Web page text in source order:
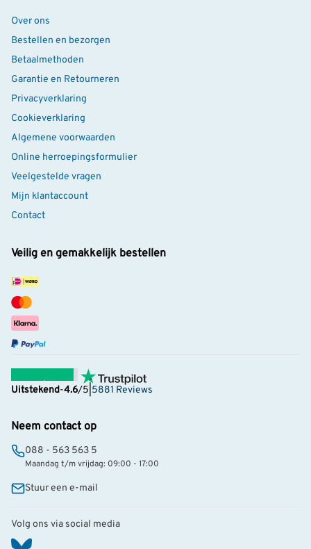
Over ons
Bestellen en bezorgen
Betaalmethoden
Garantie en Retourneren
Privacyverklaring
Cookieverklaring
Algemene voorwaarden
Online herroepingsformulier
Veelgestelde vragen
Mijn klantaccount
Contact
Veilig en gemakkelijk bestellen
Uitstekend-4.6/5 5881 Reviews
Neem contact op
088 - 563 563 5
Maandag t/m vrijdag: 09:00 - 17:00
Stuur een e-mail
Volg ons via social media